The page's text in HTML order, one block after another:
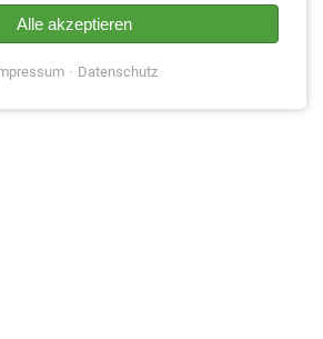
Alle akzeptieren
Datenschutz